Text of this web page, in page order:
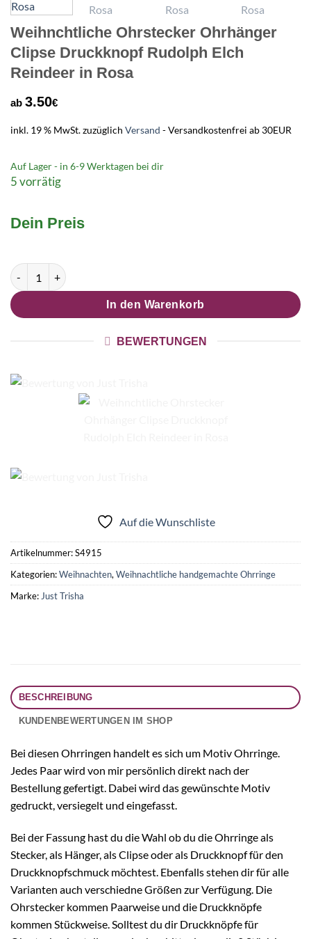
Weihnchtliche Ohrstecker Ohrhänger
Clipse Druckknopf Rudolph Elch
Reindeer in Rosa
ab 3.50€
inkl. 19 % MwSt.zuzüglich Versand - Versandkostenfrei ab 30EUR
Auf Lager - in 6-9 Werktagen bei dir
5 vorrätig
Dein Preis
Weihnchtliche Ohrstecker Ohrhänger Clipse Druckknopf
In den Warenkorb
BEWERTUNGEN
Auf die Wunschliste
Artikelnummer:S4915
Kategorien:Weihnachten,Weihnachtliche handgemachte Ohrringe
Marke:Just Trisha
BESCHREIBUNG
KUNDENBEWERTUNGEN IM SHOP
Bei diesen Ohrringen handelt es sich um Motiv Ohrringe.
Jedes Paar wird von mir persönlich direkt nach der
Bestellung gefertigt. Dabei wird das gewünschte Motiv
gedruckt, versiegelt und eingefasst.
Bei der Fassung hast du die Wahl ob du die Ohrringe als
Stecker, als Hänger, als Clipse oder als Druckknopf für den
Druckknopfschmuck möchtest. Ebenfalls stehen dir für alle
Varianten auch verschiedne Größen zur Verfügung. Die
Ohrstecker kommen Paarweise und die Druckknöpfe
kommen Stückweise. Solltest du dir Druckknöpfe für